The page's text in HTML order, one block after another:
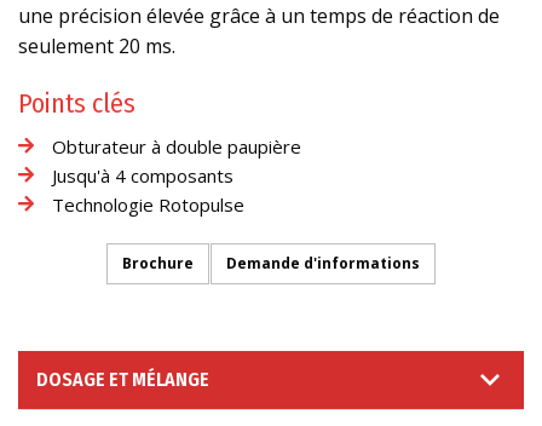
une précision élevée grâce à un temps de réaction de
seulement 20 ms.
Points clés
Obturateur à double paupière
Jusqu'à 4 composants
Technologie Rotopulse
Brochure Demande d'informations
DOSAGE ET MÉLANGE